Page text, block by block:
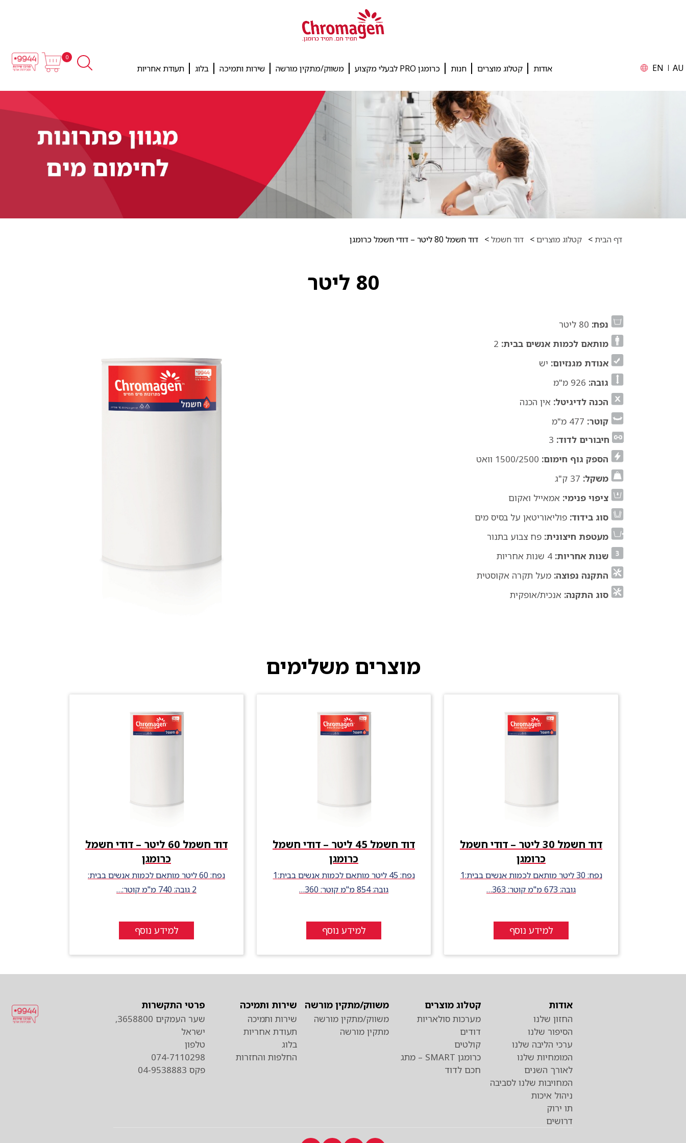
AU
EN אודות קטלוג מוצרים חנות כרומגן PRO לבעלי מקצוע משווק/מתקין מורשה שירות ותמיכה בלוג תעודת אחריות
0
דף הבית > קטלוג מוצרים> דוד חשמל> דוד חשמל 80 ליטר – דודי חשמל כרומגן
80 ליטר
נפח:
מותאם לכמות אנשים בבית:
אנודת מגנזיום: יש
גובה:
הכנה לדיגיטל: אין הכנה
קוטר:
חיבורים לדוד:
הספק גוף חימום:
משקל:
ציפוי פנימי: אמאייל ואקום
סוג בידוד: פוליאוריטאן על בסיס מים
מעטפת חיצונית: פח צבוע בתנור
שנות אחריות:
התקנה נפוצה: מעל תקרה אקוסטית
סוג התקנה: אנכית/אופקית
מוצרים משלימים
דוד חשמל 30 ליטר – דודי חשמל
כרומגן
נפח: 30 ליטר מותאם לכמות אנשים בבית:1
גובה: 673 מ"מ קוטר: 363…
למידע נוסף
דוד חשמל 45 ליטר – דודי חשמל
כרומגן
נפח: 45 ליטר מותאם לכמות אנשים בבית:1
גובה: 854 מ"מ קוטר: 360…
למידע נוסף
דוד חשמל 60 ליטר – דודי חשמל
כרומגן
נפח: 60 ליטר מותאם לכמות אנשים בבית:
2 גובה: 740 מ"מ קוטר:…
למידע נוסף
אודות
החזון שלנו
הסיפור שלנו
ערכי הליבה שלנו
המומחיות שלנו
לאורך השנים
המחויבות שלנו לסביבה
ניהול איכות
תו ירוק
דרושים
קטלוג מוצרים
מערכות סולאריות
דודים
קולטים
כרומגן SMART – מתג
חכם לדוד
משווק/מתקין מורשה
משווק/מתקין מורשה
מתקין מורשה
שירות ותמיכה
שירות ותמיכה
תעודת אחריות
בלוג
החלפות והחזרות
פרטי התקשרות
שער העמקים 3658800,
ישראל
טלפון
074-7110298
פקס 04-9538883